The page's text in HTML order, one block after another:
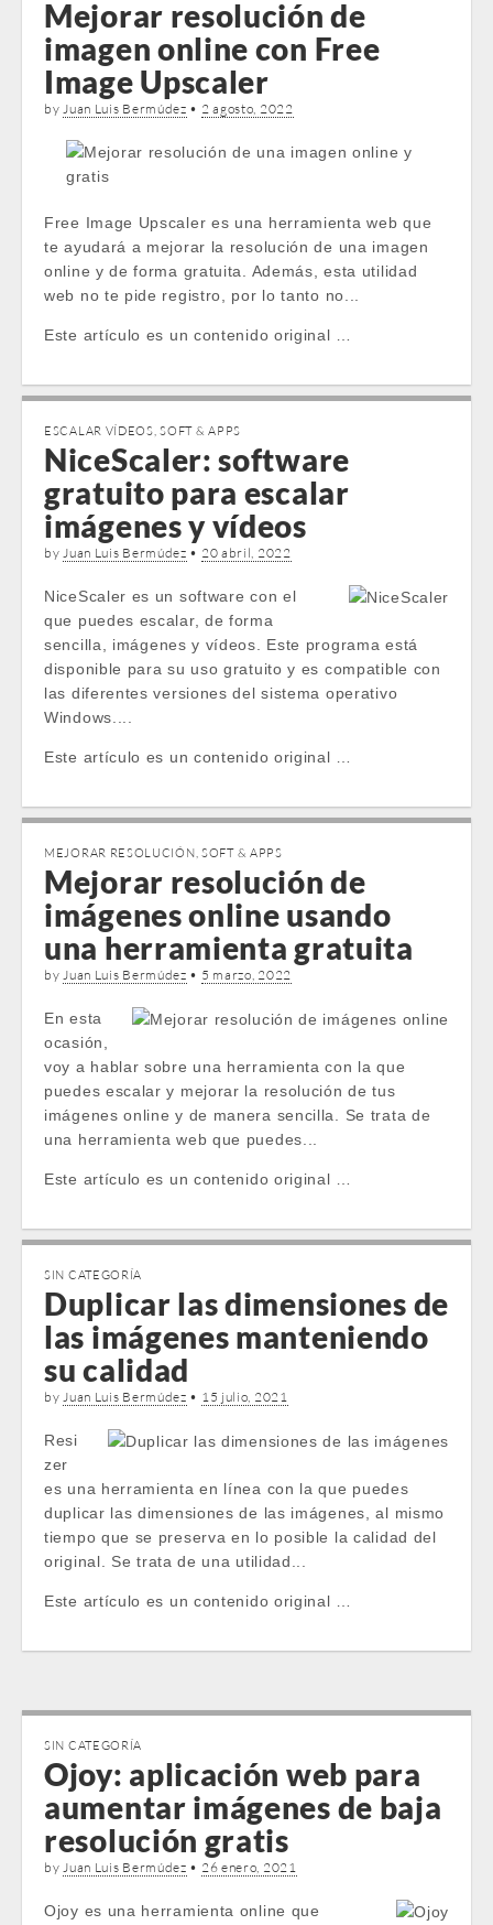
Mejorar resolución de
imagen online con Free
Image Upscaler
byJuan Luis Bermúdez • 2 agosto, 2022
Free Image Upscaler es una herramienta web que
te ayudará a mejorar la resolución de una imagen
online y de forma gratuita. Además, esta utilidad
web no te pide registro, por lo tanto no...
Este artículo es un contenido original …
ESCALAR VÍDEOS,SOFT & APPS
NiceScaler: software
gratuito para escalar
imágenes y vídeos
byJuan Luis Bermúdez • 20 abril, 2022
NiceScaler es un software con el
que puedes escalar, de forma
sencilla, imágenes y vídeos. Este programa está
disponible para su uso gratuito y es compatible con
las diferentes versiones del sistema operativo
Windows....
Este artículo es un contenido original …
MEJORAR RESOLUCIÓN,SOFT & APPS
Mejorar resolución de
imágenes online usando
una herramienta gratuita
byJuan Luis Bermúdez • 5 marzo, 2022
En esta
ocasión,
voy a hablar sobre una herramienta con la que
puedes escalar y mejorar la resolución de tus
imágenes online y de manera sencilla. Se trata de
una herramienta web que puedes...
Este artículo es un contenido original …
SIN CATEGORÍA
Duplicar las dimensiones de
las imágenes manteniendo
su calidad
byJuan Luis Bermúdez • 15 julio, 2021
Resi
zer
es una herramienta en línea con la que puedes
duplicar las dimensiones de las imágenes, al mismo
tiempo que se preserva en lo posible la calidad del
original. Se trata de una utilidad...
Este artículo es un contenido original …
SIN CATEGORÍA
Ojoy: aplicación web para
aumentar imágenes de baja
resolución gratis
byJuan Luis Bermúdez • 26 enero, 2021
Ojoy es una herramienta online que